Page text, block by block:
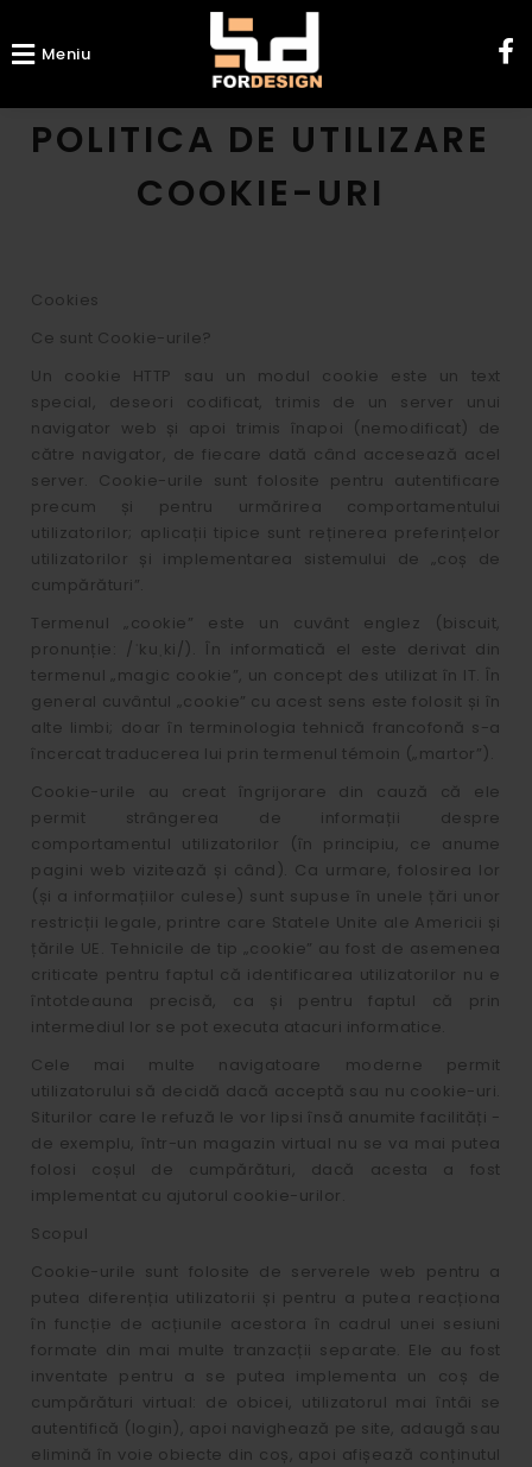
Meniu
POLITICA DE UTILIZARE
COOKIE-URI
Cookies
Ce sunt Cookie-urile?
Un cookie HTTP sau un modul cookie este un text
special, deseori codificat, trimis de un server unui
navigator web și apoi trimis înapoi (nemodificat) de
către navigator, de fiecare dată când accesează acel
server. Cookie-urile sunt folosite pentru autentificare
precum și pentru urmărirea comportamentului
utilizatorilor; aplicații tipice sunt reținerea preferințelor
utilizatorilor și implementarea sistemului de „coș de
cumpărături”.
Termenul „cookie” este un cuvânt englez (biscuit,
pronunție: /ˈkuˌki/). În informatică el este derivat din
termenul „magic cookie”, un concept des utilizat în IT. În
general cuvântul „cookie” cu acest sens este folosit și în
alte limbi; doar în terminologia tehnică francofonă s-a
încercat traducerea lui prin termenul témoin („martor”).
Cookie-urile au creat îngrijorare din cauză că ele
permit strângerea de informații despre
comportamentul utilizatorilor (în principiu, ce anume
pagini web vizitează și când). Ca urmare, folosirea lor
(și a informațiilor culese) sunt supuse în unele țări unor
restricții legale, printre care Statele Unite ale Americii și
țările UE. Tehnicile de tip „cookie” au fost de asemenea
criticate pentru faptul că identificarea utilizatorilor nu e
întotdeauna precisă, ca și pentru faptul că prin
intermediul lor se pot executa atacuri informatice.
Cele mai multe navigatoare moderne permit
utilizatorului să decidă dacă acceptă sau nu cookie-uri.
Siturilor care le refuză le vor lipsi însă anumite facilități -
de exemplu, într-un magazin virtual nu se va mai putea
folosi coșul de cumpărături, dacă acesta a fost
implementat cu ajutorul cookie-urilor.
Scopul
Cookie-urile sunt folosite de serverele web pentru a
putea diferenția utilizatorii și pentru a putea reacționa
în funcție de acțiunile acestora în cadrul unei sesiuni
formate din mai multe tranzacții separate. Ele au fost
inventate pentru a se putea implementa un coș de
cumpărături virtual: de obicei, utilizatorul mai întâi se
autentifică (login), apoi navighează pe site, adaugă sau
elimină în voie obiecte din coș, apoi afișează conținutul